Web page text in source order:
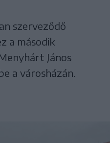
szerveződő
a második
János
a városházán.